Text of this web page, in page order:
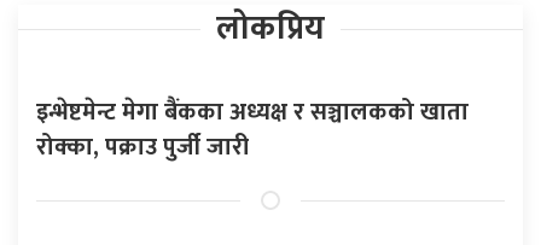
लोकप्रिय
इन्भेष्टमेन्ट मेगा बैंकका अध्यक्ष र सञ्चालकको खाता
रोक्का, पक्राउ पुर्जी जारी